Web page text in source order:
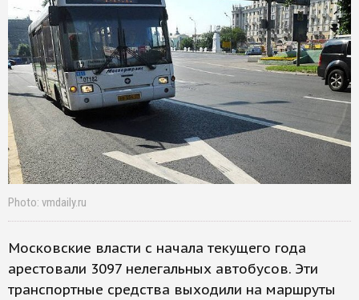
Photo: vmdaily.ru
Московские власти с начала текущего года
арестовали 3097 нелегальных автобусов. Эти
транспортные средства выходили на маршруты